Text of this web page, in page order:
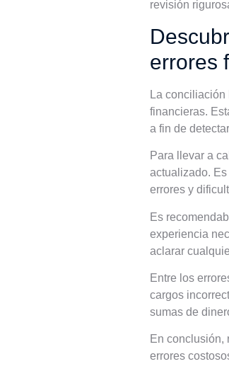
revisión
errores
La
financieras.
a fin de
Para llevar a
actualizado.
errores y
Es
experiencia
aclarar
Entre los
cargos
sumas de
En conclusión,
errores